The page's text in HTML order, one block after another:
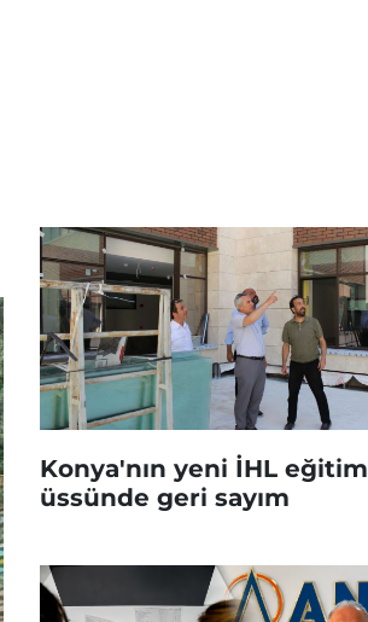
Konya'nın yeni İHL eğitim
üssünde geri sayım